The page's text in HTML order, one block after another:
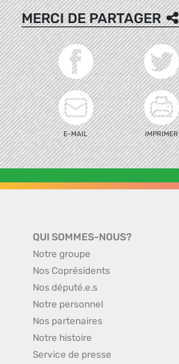
MERCI DE PARTAGER
E-MAIL IMPRIMER
QUI SOMMES-NOUS?
Notre groupe
Nos Coprésidents
Nos député.e.s
Notre personnel
Nos partenaires
Notre histoire
Service de presse